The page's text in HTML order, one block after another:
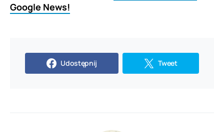
Google News!
Udostępnij Tweet